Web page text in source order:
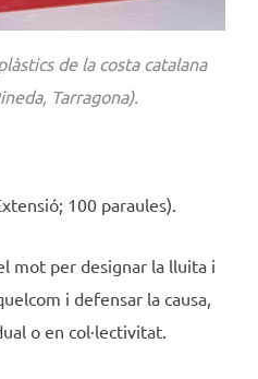
de la costa catalana
Tarragona).
100 paraules).
mot per designar la lluita i
i defensar la causa,
o en col·lectivitat.